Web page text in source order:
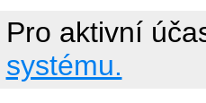
Pro aktivní
systému.